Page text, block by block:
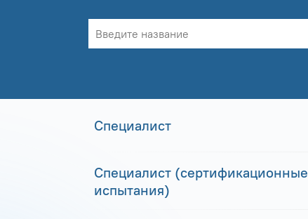
Специалист
Специалист (сертификационные
испытания)